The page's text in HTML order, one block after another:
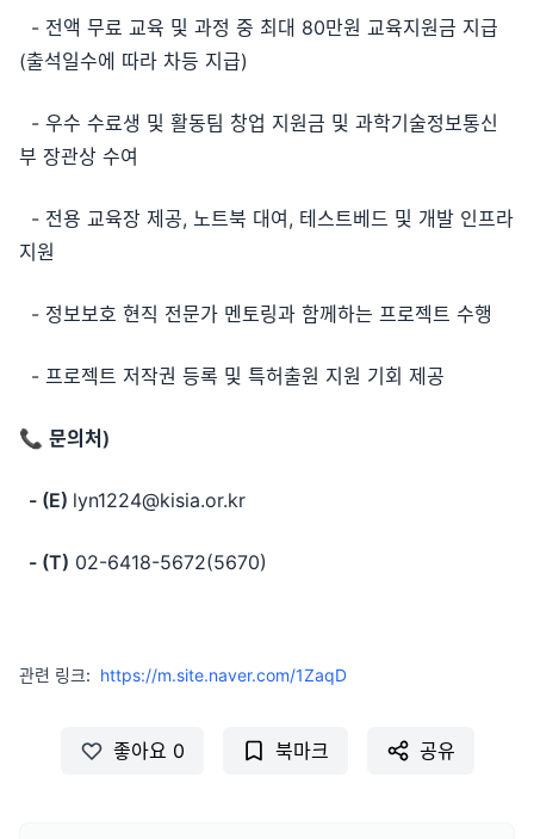
- 전액 무료 교육 및 과정 중 최대 80만원 교육지원금 지급
(출석일수에 따라 차등 지급)
- 우수 수료생 및 활동팀 창업 지원금 및 과학기술정보통신
부 장관상 수여
- 전용 교육장 제공, 노트북 대여, 테스트베드 및 개발 인프라
지원
- 정보보호 현직 전문가 멘토링과 함께하는 프로젝트 수행
- 프로젝트 저작권 등록 및 특허출원 지원 기회 제공
📞 문의처)
- (E) lyn1224@kisia.or.kr
- (T) 02-6418-5672(5670)
관련 링크: https://m.site.naver.com/1ZaqD
좋아요 0 북마크 공유